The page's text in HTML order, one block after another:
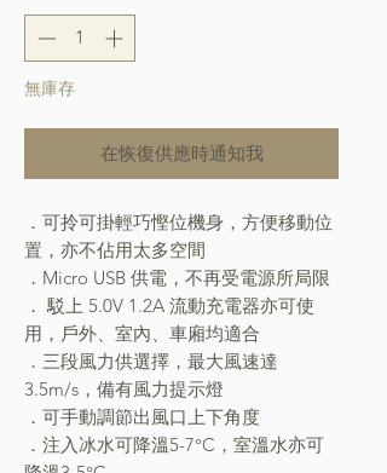
無庫存
在恢復供應時通知我
．可拎可掛輕巧慳位機身，方便移動位
置，亦不佔用太多空間
．Micro USB 供電，不再受電源所局限
． 駁上 5.0V 1.2A 流動充電器亦可使
用，戶外、室內、車廂均適合
．三段風力供選擇，最大風速達
3.5m/s，備有風力提示燈
．可手動調節出風口上下角度
．注入冰水可降溫5-7°C，室溫水亦可